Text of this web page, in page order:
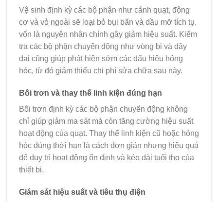
Vệ sinh định kỳ các bộ phận như cánh quạt, động
cơ và vỏ ngoài sẽ loại bỏ bụi bẩn và dầu mỡ tích tụ,
vốn là nguyên nhân chính gây giảm hiệu suất. Kiểm
tra các bộ phận chuyển động như vòng bi và dây
đai cũng giúp phát hiện sớm các dấu hiệu hỏng
hóc, từ đó giảm thiểu chi phí sửa chữa sau này.
Bôi trơn và thay thế linh kiện đúng hạn
Bôi trơn định kỳ các bộ phận chuyển động không
chỉ giúp giảm ma sát mà còn tăng cường hiệu suất
hoạt động của quạt. Thay thế linh kiện cũ hoặc hỏng
hóc đúng thời hạn là cách đơn giản nhưng hiệu quả
để duy trì hoạt động ổn định và kéo dài tuổi thọ của
thiết bị.
Giám sát hiệu suất và tiêu thụ điện